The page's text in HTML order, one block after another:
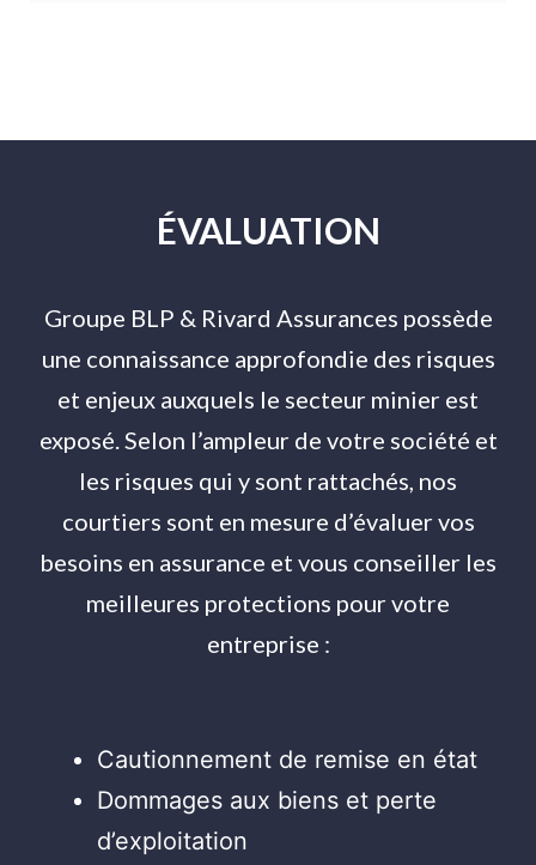
ÉVALUATION
Groupe BLP & Rivard Assurances possède
une connaissance approfondie des risques
et enjeux auxquels le secteur minier est
exposé. Selon l’ampleur de votre société et
les risques qui y sont rattachés, nos
courtiers sont en mesure d’évaluer vos
besoins en assurance et vous conseiller les
meilleures protections pour votre
entreprise :
Cautionnement de remise en état
Dommages aux biens et perte
d’exploitation